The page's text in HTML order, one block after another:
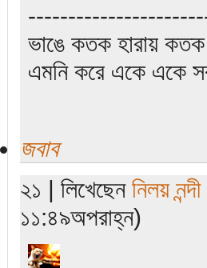
ভাঙে কতক হারায়
এমনি করে একে একে
জবাব
২১ | লিখেছেন নিলয় নন্দী
১১:৪৯অপরাহ্ন)